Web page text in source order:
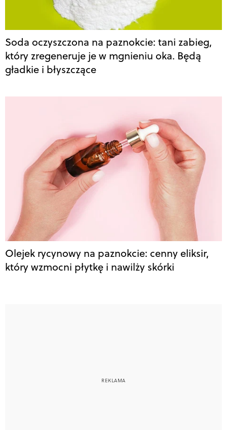
Soda oczyszczona na paznokcie: tani zabieg,
który zregeneruje je w mgnieniu oka. Będą
gładkie i błyszczące
Olejek rycynowy na paznokcie: cenny eliksir,
który wzmocni płytkę i nawilży skórki